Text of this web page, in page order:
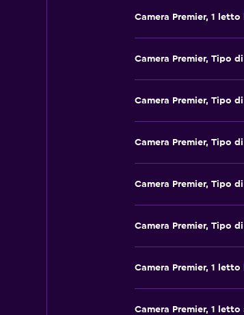
Camera Premier, 1 letto
Camera Premier, Tipo
Camera Premier, Tipo
Camera Premier, Tipo
Camera Premier, Tipo
Camera Premier, Tipo
Camera Premier, 1 letto
Camera Premier, 1 letto